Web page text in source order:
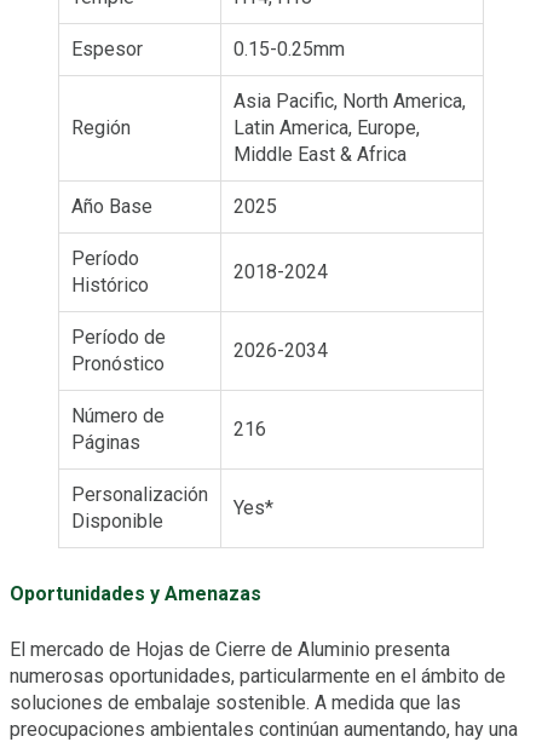
Espesor 0.15-0.25mm
Región
Asia Pacific, North America,
Latin America, Europe,
Middle East & Africa
Año Base 2025
Período
Histórico
2018-2024
Período de
Pronóstico
2026-2034
Número de
Páginas
216
Personalización
Disponible
Yes*
Oportunidades y Amenazas
El mercado de Hojas de Cierre de Aluminio presenta
numerosas oportunidades, particularmente en el ámbito de
soluciones de embalaje sostenible. A medida que las
preocupaciones ambientales continúan aumentando, hay una